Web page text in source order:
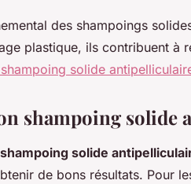
des shampoings
plastique, ils contribuent à
solide
shampoing solide
shampoing solide
de bons résultats. Pour